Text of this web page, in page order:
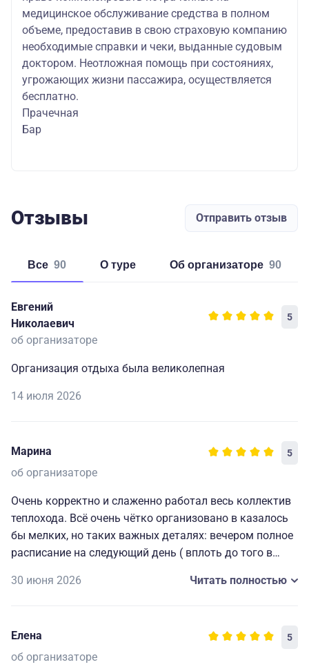
медицинское обслуживание средства в полном
объеме, предоставив в свою страховую компанию
необходимые справки и чеки, выданные судовым
доктором. Неотложная помощь при состояниях,
угрожающих жизни пассажира, осуществляется
бесплатно.
Прачечная
Бар
Отзывы Отправить отзыв
Все 90 о туре об организаторе 90
Евгений
Николаевич
5
об организаторе
Организация отдыха была великолепная
14 июля 2026
Марина 5
об организаторе
Очень корректно и слаженно работал весь коллектив
теплохода. Всё очень чётко организовано в казалось
бы мелких, но таких важных деталях: вечером полное
расписание на следующий день ( вплоть до того в
работающие наушники для экскурсий и т. д. Мелочи,
капитану и всему составу за прекрасно
организованный отдых.🥰
30 июня 2026 Читать полностью
Елена 5
об организаторе